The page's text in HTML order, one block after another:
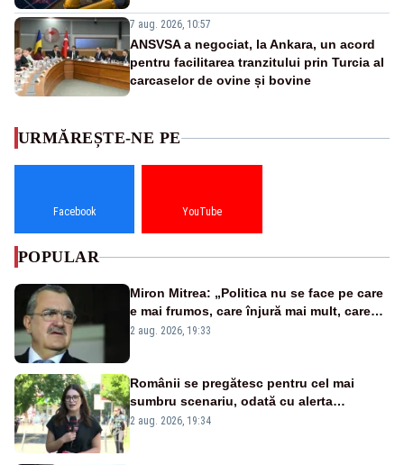
7 aug. 2026, 10:57
ANSVSA a negociat, la Ankara, un acord
pentru facilitarea tranzitului prin Turcia al
carcaselor de ovine și bovine
URMĂREȘTE-NE PE
Facebook YouTube
POPULAR
Miron Mitrea: „Politica nu se face pe care
e mai frumos, care înjură mai mult, care
țipă mai tare, ci pe proiecte”
2 aug. 2026, 19:33
Românii se pregătesc pentru cel mai
sumbru scenariu, odată cu alerta
energetică
2 aug. 2026, 19:34